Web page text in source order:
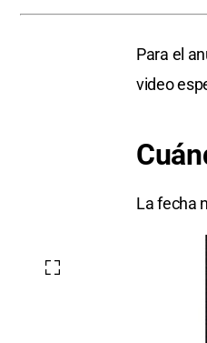
Para el
video
La fecha